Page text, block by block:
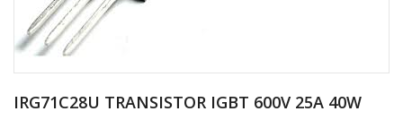
IRG71C28U TRANSISTOR IGBT 600V 25A 40W